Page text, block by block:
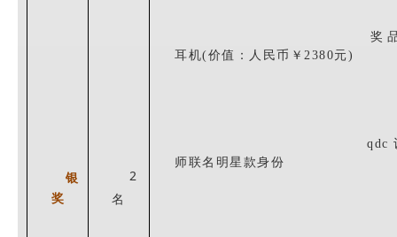
银
奖
2
名
奖
耳机(价值：人民币￥2380元)
qdc
师联名明星款身份